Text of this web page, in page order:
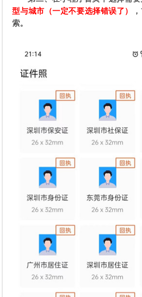
型与城市（一定不要选择错误了）
索。